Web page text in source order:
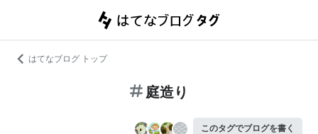
はてなブログ トップ
庭造り
このタグでブログを書く